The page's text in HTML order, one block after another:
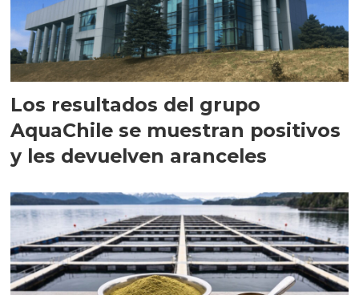
Los resultados del grupo
AquaChile se muestran positivos
y les devuelven aranceles